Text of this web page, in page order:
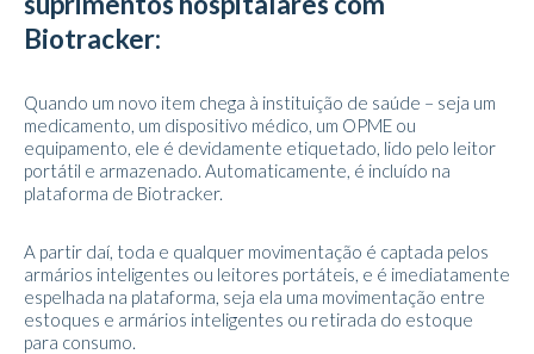
Biotracker:
Quando um novo item chega à instituição de saúde – seja um
medicamento, um dispositivo médico, um OPME ou
equipamento, ele é devidamente etiquetado, lido pelo leitor
portátil e armazenado. Automaticamente, é incluído na
plataforma de Biotracker.
A partir daí, toda e qualquer movimentação é captada pelos
armários inteligentes ou leitores portáteis, e é imediatamente
espelhada na plataforma, seja ela uma movimentação entre
estoques e armários inteligentes ou retirada do estoque
para consumo.